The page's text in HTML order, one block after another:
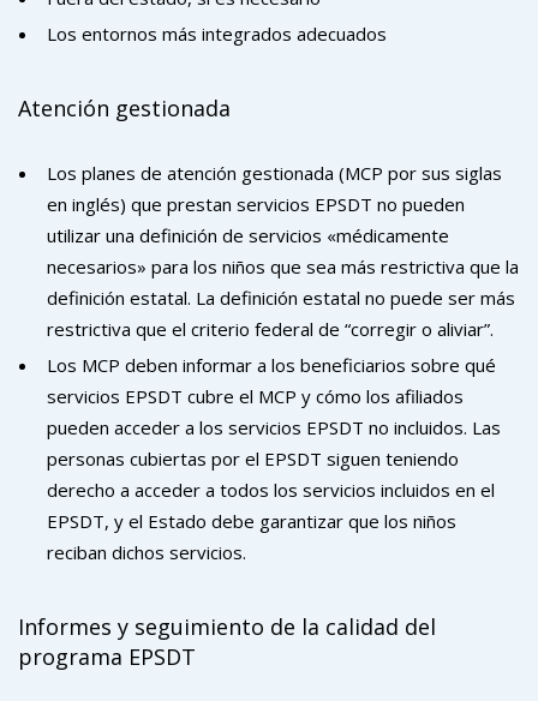
Los entornos más integrados adecuados
Atención gestionada
Los planes de atención gestionada (MCP por sus siglas
en inglés) que prestan servicios EPSDT no pueden
utilizar una definición de servicios «médicamente
necesarios» para los niños que sea más restrictiva que la
definición estatal. La definición estatal no puede ser más
restrictiva que el criterio federal de “corregir o aliviar”.
Los MCP deben informar a los beneficiarios sobre qué
servicios EPSDT cubre el MCP y cómo los afiliados
pueden acceder a los servicios EPSDT no incluidos. Las
personas cubiertas por el EPSDT siguen teniendo
derecho a acceder a todos los servicios incluidos en el
EPSDT, y el Estado debe garantizar que los niños
reciban dichos servicios.
Informes y seguimiento de la calidad del
programa EPSDT